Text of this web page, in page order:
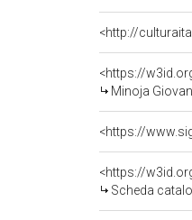
<http://
<https://
Minoja
<https://
Scheda